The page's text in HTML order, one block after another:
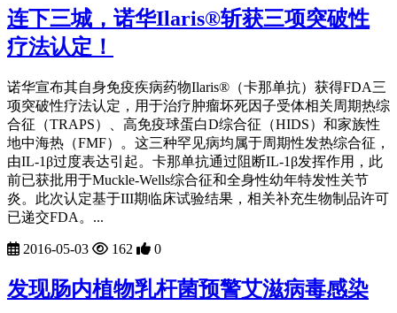
连下三城，诺华Ilaris®斩获三项突破性
疗法认定！
诺华宣布其自身免疫疾病药物Ilaris®（卡那单抗）获得FDA三
项突破性疗法认定，用于治疗肿瘤坏死因子受体相关周期热综
合征（TRAPS）、高免疫球蛋白D综合征（HIDS）和家族性
地中海热（FMF）。这三种罕见病均属于周期性发热综合征，
由IL-1β过度表达引起。卡那单抗通过阻断IL-1β发挥作用，此
前已获批用于Muckle-Wells综合征和全身性幼年特发性关节
炎。此次认定基于III期临床试验结果，相关补充生物制品许可
已递交FDA。...
2016-05-03 162 0
发现肠内植物乳杆菌预警艾滋病毒感染